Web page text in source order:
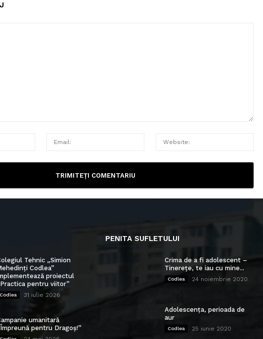
Tehnic „Simion
Codlea”
proiectul
pentru viitor”
Codlea 31 iulie 2026
umanitară
pentru Dragoș!”
PENITA SUFLETULUI
Crima de a fi adolescent –
Tinerețe, te iau cu mine...
Codlea 24 noiembrie 2020
Adolescența, perioada de
aur
Codlea 25 iunie 2020